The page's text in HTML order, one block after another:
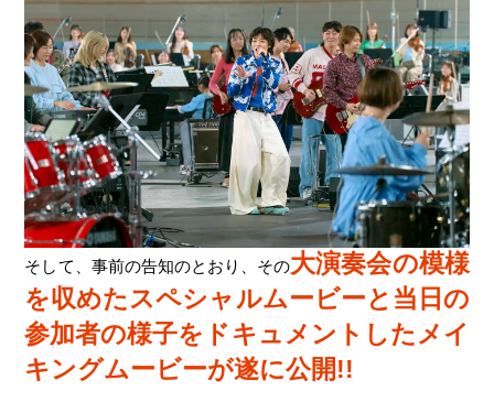
そして、事前の告知のとおり、その大演奏会の模様
を収めたスペシャルムービーと当日の
参加者の様子をドキュメントしたメイ
キングムービーが遂に公開!!